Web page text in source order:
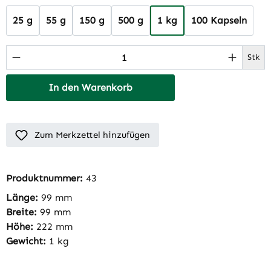
25 g 55 g 150 g 500 g 1 kg 100 Kapseln
Produkt Anzahl: Gib den gewünschten Stk
In den Warenkorb
Zum Merkzettel hinzufügen
Produktnummer: 43
Länge: 99 mm
Breite: 99 mm
Höhe: 222 mm
Gewicht: 1 kg